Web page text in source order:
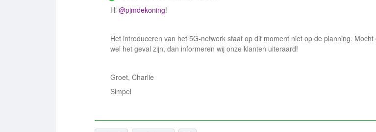
Hi @pjmdekoning!
Het introduceren van het 5G-netwerk staat op dit moment niet op de planning. Mocht
wel het geval zijn, dan informeren wij onze klanten uiteraard!
Groet, Charlie
Simpel